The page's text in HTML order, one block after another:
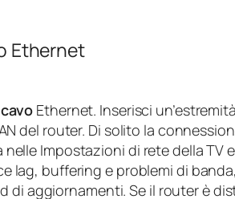
Ethernet
Ethernet. Inserisci
del router. Di solito la
Impostazioni di rete della TV
lag, buffering e problemi di
di aggiornamenti. Se il router è